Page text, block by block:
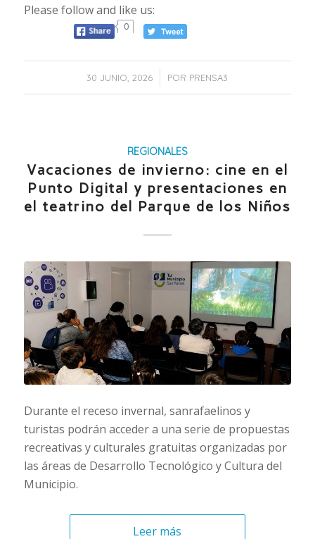
Please follow and like us:
0
30 JUNIO, 2026
/ POR PRENSA3
REGIONALES
Vacaciones de invierno: cine en el
Punto Digital y presentaciones en
el teatrino del Parque de los Niños
Durante el receso invernal, sanrafaelinos y
turistas podrán acceder a una serie de propuestas
recreativas y culturales gratuitas organizadas por
las áreas de Desarrollo Tecnológico y Cultura del
Municipio.
Leer más